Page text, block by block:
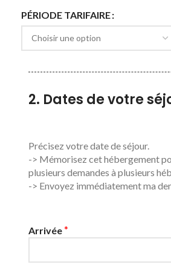
superbe figuier qui vous assure un
À moins de cinq minutes, la réserve
arbousiers vous enchantera par sa
PÉRIODE TARIFAIRE
2. Dates de votre
Précisez votre date de séjour.
-> Mémorisez cet hébergement
plusieurs demandes à plusieurs
-> Envoyez immédiatement ma
Arrivée*